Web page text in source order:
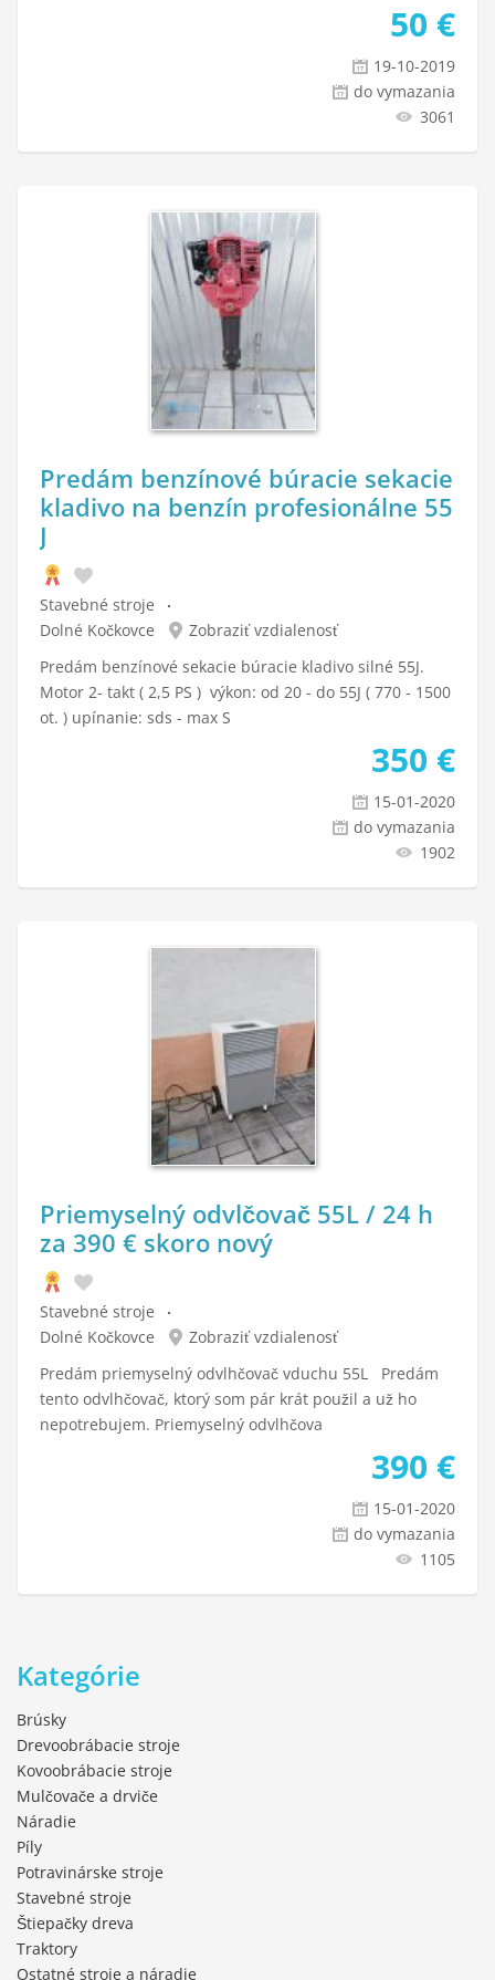
50 €
19-10-2019
do vymazania
3061
Predám benzínové búracie sekacie
kladivo na benzín profesionálne 55
J
Stavebné stroje
Dolné Kočkovce
Zobraziť vzdialenosť
Predám benzínové sekacie búracie kladivo silné 55J.
Motor 2- takt ( 2,5 PS ) výkon: od 20 - do 55J ( 770 - 1500
ot. ) upínanie: sds - max S
350 €
15-01-2020
do vymazania
1902
Priemyselný odvlčovač 55L / 24 h
za 390 € skoro nový
Stavebné stroje
Dolné Kočkovce
Zobraziť vzdialenosť
Predám priemyselný odvlhčovač vduchu 55L Predám
tento odvlhčovač, ktorý som pár krát použil a už ho
nepotrebujem. Priemyselný odvlhčova
390 €
15-01-2020
do vymazania
1105
Kategórie
Brúsky
Drevoobrábacie stroje
Kovoobrábacie stroje
Mulčovače a drviče
Náradie
Píly
Potravinárske stroje
Stavebné stroje
Štiepačky dreva
Traktory
Ostatné stroje a náradie